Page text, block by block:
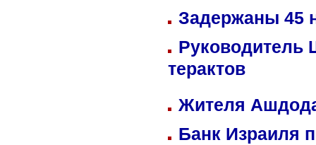
Задержаны 45
Руководитель
терактов
Жителя
Банк Израиля